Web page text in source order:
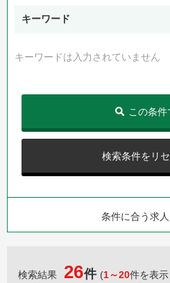
キーワード
キーワードは入力されていません
検索条件をリ
この条件
条件に合う求人
検索結果 26件 (1～20件を表示